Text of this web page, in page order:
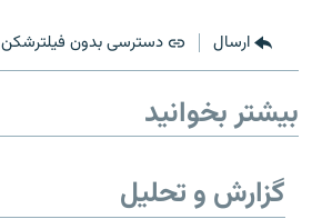
زبان‌های دیگر
ارسال دسترسی بدون فیلترشکن
بیشتر بخوانید
گزارش و تحلیل